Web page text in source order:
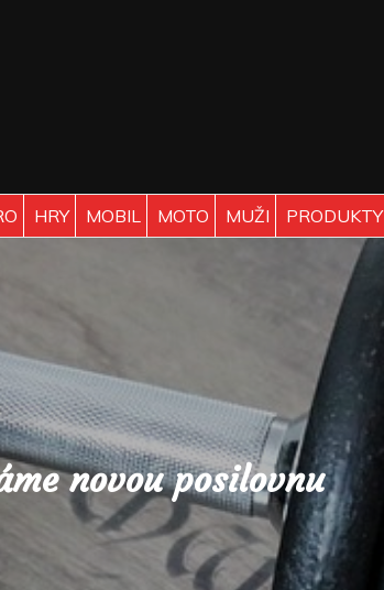
HRY MOBIL MOTO MUŽI PRODUKTY
novou posilovnu